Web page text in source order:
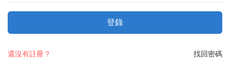
登錄
找回密碼
還沒有註冊？